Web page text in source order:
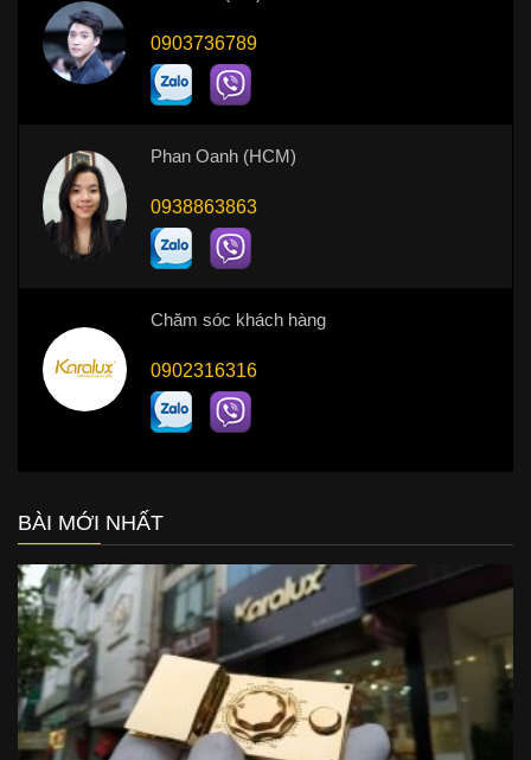
0903736789
Phan Oanh (HCM)
0938863863
Chăm sóc khách hàng
0902316316
BÀI MỚI NHẤT